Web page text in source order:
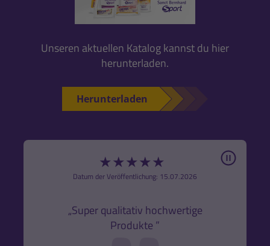
Unseren aktuellen Katalog kannst du hier
herunterladen.
Herunterladen
★★★★★
Datum der Veröffentlichung: 15.07.2026
„Super qualitativ hochwertige
Produkte ”
Pause